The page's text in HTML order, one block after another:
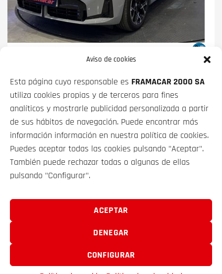
Aviso de cookies
Esta página cuyo responsable es FRAMACAR 2000 SA
utiliza cookies propias y de terceros para fines
analíticos y mostrarle publicidad personalizada a partir
de sus hábitos de navegación. Puede encontrar más
información información en nuestra política de cookies.
Puedes aceptar todas las cookies pulsando "Aceptar".
También puede rechazar todas o algunas de ellas
pulsando "Configurar".
ACEPTAR
DENEGAR
CONFIGURAR
58 900€
VEHÍCULOS
CONTACTO
FRAMACAR 2000 S.A. © 2025